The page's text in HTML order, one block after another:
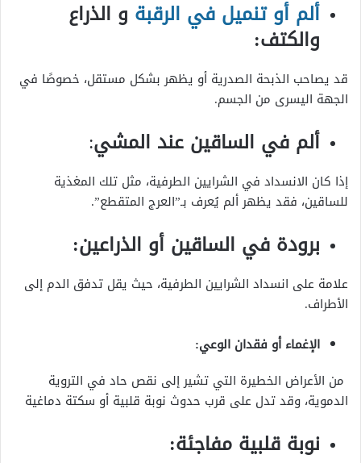
ألم أو تنميل في الرقبة و الذراع
والكتف:
قد يصاحب الذبحة الصدرية أو يظهر بشكل مستقل، خصوصًا في
الجهة اليسرى من الجسم.
ألم في الساقين عند المشي:
إذا كان الانسداد في الشرايين الطرفية، مثل تلك المغذية
للساقين، فقد يظهر ألم يُعرف بـ”العرج المتقطع”.
برودة في الساقين أو الذراعين:
علامة على انسداد الشرايين الطرفية، حيث يقل تدفق الدم إلى
الأطراف.
الإغماء أو فقدان الوعي:
من الأعراض الخطيرة التي تشير إلى نقص حاد في التروية
الدموية، وقد تدل على قرب حدوث نوبة قلبية أو سكتة دماغية
نوبة قلبية مفاجئة: